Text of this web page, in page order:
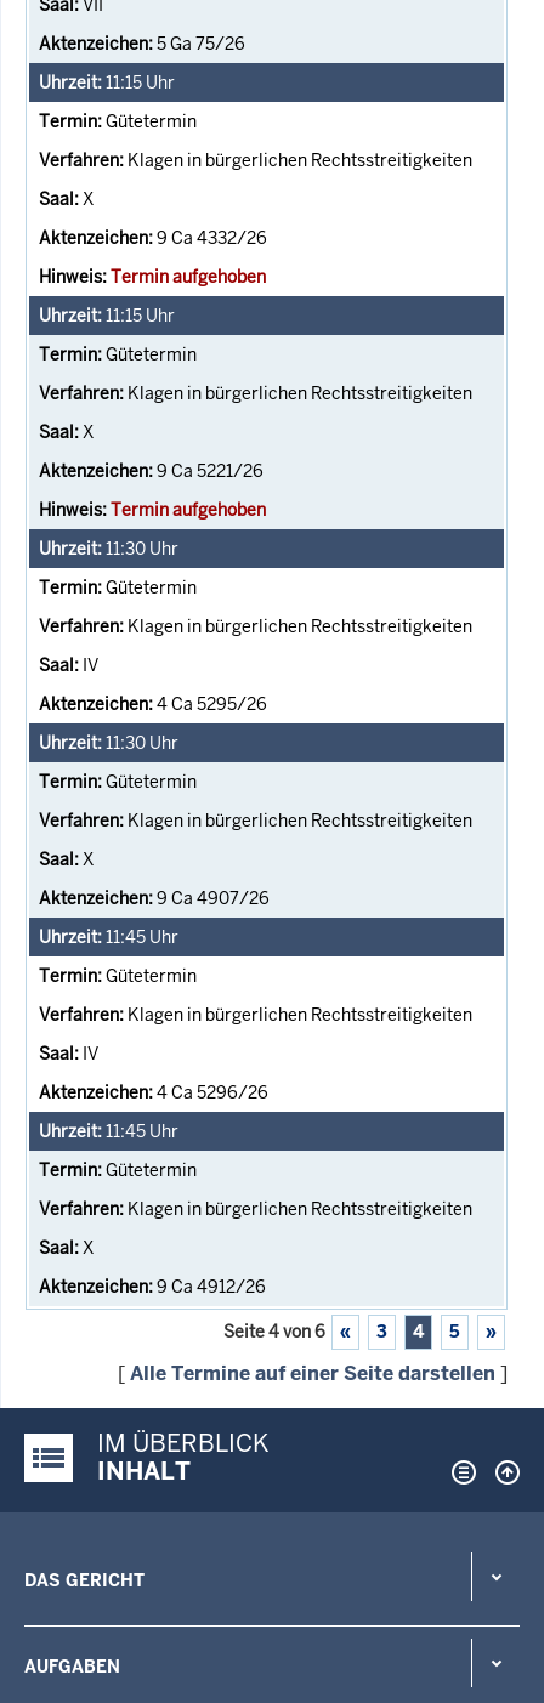
VII
5 Ga 75/26
11:15 Uhr
Gütetermin
Klagen in bürgerlichen Rechtsstreitigkeiten
X
9 Ca 4332/26
Termin aufgehoben
11:15 Uhr
Gütetermin
Klagen in bürgerlichen Rechtsstreitigkeiten
X
9 Ca 5221/26
Termin aufgehoben
11:30 Uhr
Gütetermin
Klagen in bürgerlichen Rechtsstreitigkeiten
IV
4 Ca 5295/26
11:30 Uhr
Gütetermin
Klagen in bürgerlichen Rechtsstreitigkeiten
X
9 Ca 4907/26
11:45 Uhr
Gütetermin
Klagen in bürgerlichen Rechtsstreitigkeiten
IV
4 Ca 5296/26
11:45 Uhr
Gütetermin
Klagen in bürgerlichen Rechtsstreitigkeiten
X
9 Ca 4912/26
Seite 4 von 6 « 3 4 5 »
[Alle Termine auf einer Seite darstellen ]
Justiz-Portal im Überblick:
IM ÜBERBLICK
INHALT
DAS GERICHT
AUFGABEN